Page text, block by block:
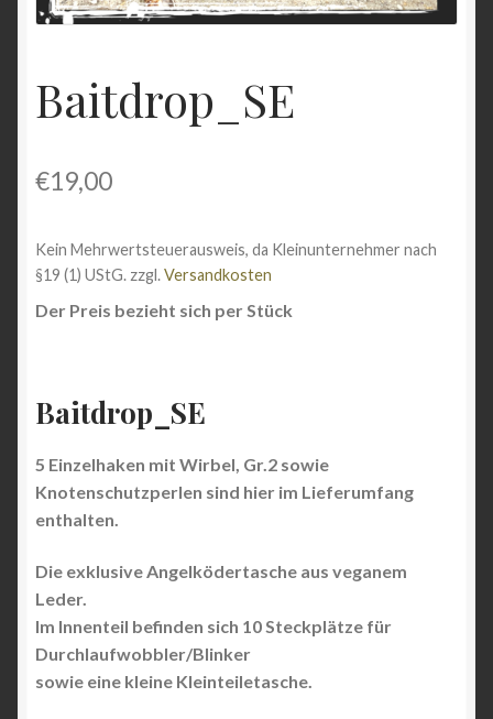
Shop
Versandarten
Warenkorb
Widerrufsbelehrung
Zahlungsarten
Baitdrop_SE
€19,00
Kein Mehrwertsteuerausweis, da Kleinunternehmer nach
§19 (1) UStG. zzgl.Versandkosten
Der Preis bezieht sich per Stück
Baitdrop_SE
5 Einzelhaken mit Wirbel, Gr.2 sowie
Knotenschutzperlen sind hier im Lieferumfang
enthalten.
Die exklusive Angelködertasche aus veganem
Leder.
Im Innenteil befinden sich 10 Steckplätze für
Durchlaufwobbler/Blinker
sowie eine kleine Kleinteiletasche.